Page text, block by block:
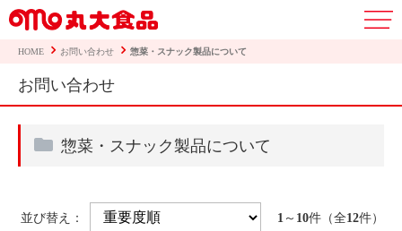
HOME お問い合わせ 惣菜・スナック製品について
お問い合わせ
惣菜・スナック製品について
並び替え： 1 ～ 10件（全12件）